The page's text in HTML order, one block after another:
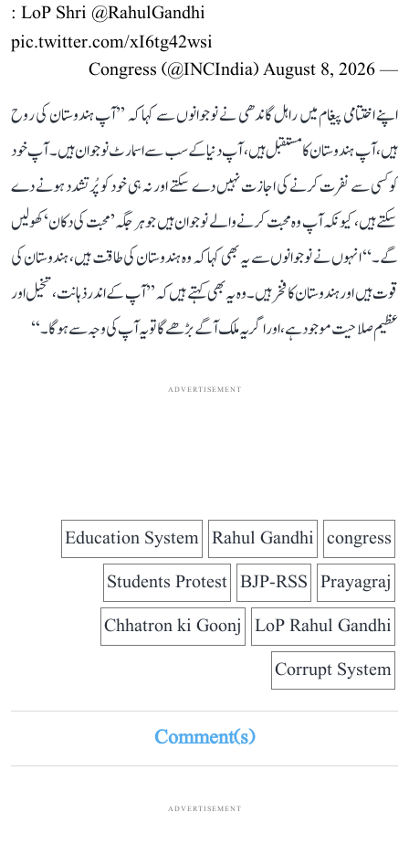
: LoP Shri @RahulGandhi
pic.twitter.com/xI6tg42wsi
— Congress (@INCIndia)
August 8, 2026
اپنے اختتامی پیغام میں راہل گاندھی نے نوجوانوں سے کہا کہ ’’آپ ہندوستان کی روح
ہیں، آپ ہندوستان کا مستقبل ہیں، آپ دنیا کے سب سے اسمارٹ نوجوان ہیں۔ آپ خود
کو کسی سے نفرت کرنے کی اجازت نہیں دے سکتے اور نہ ہی خود کو پُرتشدد ہونے دے
سکتے ہیں، کیونکہ آپ وہ محبت کرنے والے نوجوان ہیں جو ہر جگہ ’محبت کی دکان‘ کھولیں
گے۔‘‘ انہوں نے نوجوانوں سے یہ بھی کہا کہ وہ ہندوستان کی طاقت ہیں، ہندوستان کی
قوت ہیں اور ہندوستان کا فخر ہیں۔ وہ یہ بھی کہتے ہیں کہ ’’آپ کے اندر ذہانت، تخیل اور
عظیم صلاحیت موجود ہے، اور اگر یہ ملک آگے بڑھے گا تو یہ آپ کی وجہ سے ہوگا۔‘‘
ADVERTISEMENT
congress
Rahul Gandhi
Education System
Prayagraj
BJP-RSS
Students Protest
LoP Rahul Gandhi
Chhatron ki Goonj
Corrupt System
Comment(s)
ADVERTISEMENT